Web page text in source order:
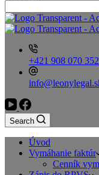
+421 908 070 352
Search
Úvod
Vymáhanie faktúr
Cenník